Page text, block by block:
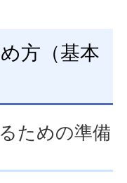
方（基本
ための準備